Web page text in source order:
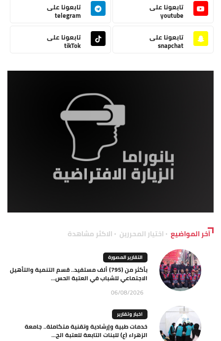
تابعونا على
youtube
تابعونا على
telegram
تابعونا على
snapchat
تابعونا على
tikTok
آخر المواضيع اختيار المحررين الاكثر مشاهدة
التقارير المصورة
بأكثر من (795) ألف مستفيد.. قسم التنمية والتأهيل
الاجتماعي للشباب في العتبة الحس...
06/08/2026
اخبار وتقارير
خدمات طبية وإرشادية وتقنية متكاملة.. جامعة
الزهراء (ع) للبنات التابعة للعتبة الح...